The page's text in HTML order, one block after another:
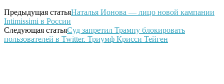
Предыдущая статьяНаталья Ионова — лицо новой кампании
Intimissimi в России
Следующая статьяСуд запретил Трампу блокировать
пользователей в Twitter. Триумф Крисси Тейген